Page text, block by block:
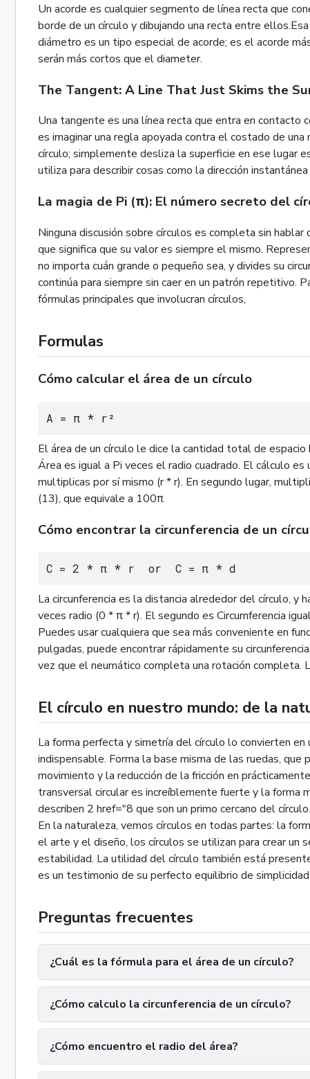
Un acorde es cualquier segmento de línea recta que
borde de un círculo y dibujando una recta entre
diámetro es un tipo especial de acorde; es el acorde
serán más cortos que el diameter.
The Tangent: A Line That Just Skims the
Una tangente es una línea recta que entra en contacto
es imaginar una regla apoyada contra el costado de
círculo; simplemente desliza la superficie en ese lugar
utiliza para describir cosas como la dirección
La magia de Pi (π): El número secreto del
Ninguna discusión sobre círculos es completa sin
que significa que su valor es siempre el mismo.
no importa cuán grande o pequeño sea, y divides su
continúa para siempre sin caer en un patrón repetitivo.
fórmulas principales que involucran círculos,
Formulas
Cómo calcular el área de un círculo
A = π * r²
El área de un círculo le dice la cantidad total de
Área es igual a Pi veces el radio cuadrado. El cálculo
multiplicas por sí mismo (r * r). En segundo lugar,
(13), que equivale a 100π
Cómo encontrar la circunferencia de un
C = 2 * π * r  or  C = π * d
La circunferencia es la distancia alrededor del círculo, y
veces radio (0 * π * r). El segundo es Circumferencia
Puedes usar cualquiera que sea más conveniente en
pulgadas, puede encontrar rápidamente su
vez que el neumático completa una rotación completa.
El círculo en nuestro mundo: de la
La forma perfecta y simetría del círculo lo convierten
indispensable. Forma la base misma de las ruedas,
movimiento y la reducción de la fricción en
transversal circular es increíblemente fuerte y la forma
describen 2 href="8 que son un primo cercano del
En la naturaleza, vemos círculos en todas partes: la
el arte y el diseño, los círculos se utilizan para crear un
estabilidad. La utilidad del círculo también está
es un testimonio de su perfecto equilibrio de simplicidad
Preguntas frecuentes
¿Cuál es la fórmula para el área de un círculo?
¿Cómo calculo la circunferencia de un círculo?
¿Cómo encuentro el radio del área?